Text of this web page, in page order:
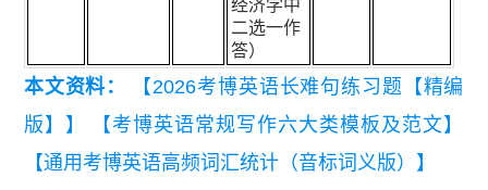
经济学中
二选一作
答）
本文资料：
【2026考博英语长难句练习题【精编
版】】
【考博英语常规写作六大类模板及范文】
【通用考博英语高频词汇统计（音标词义版）】